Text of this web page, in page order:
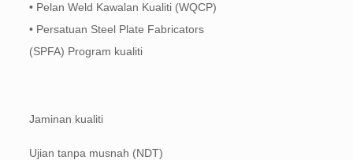
• Pelan Weld Kawalan Kualiti (WQCP)
• Persatuan Steel Plate Fabricators
(SPFA) Program kualiti
Jaminan kualiti
Ujian tanpa musnah (NDT)